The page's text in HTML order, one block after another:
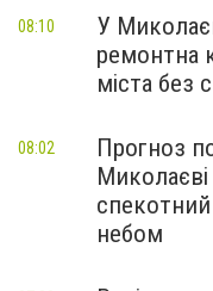
У
ремонтна
міста без
08:10
Прогноз
небом
08:02